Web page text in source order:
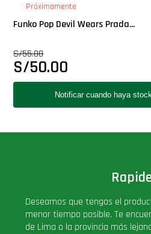
Próximamente
Funko Pop Devil Wears Prada...
S/55.00
S/50.00
Deseamos que tengas el
menor tiempo posible. Te
de Lima o la provincia más